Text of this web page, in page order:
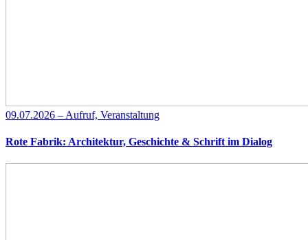
09.07.2026 – Aufruf, Veranstaltung
Rote Fabrik: Architektur, Geschichte & Schrift im Dialog